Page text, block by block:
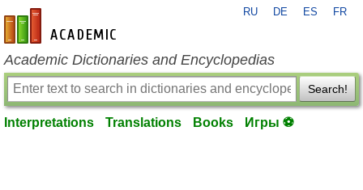
en-academic.com
RU DE ES FR
Academic Dictionaries and Encyclopedias
Search!
Interpretations Translations Books Игры ⚽